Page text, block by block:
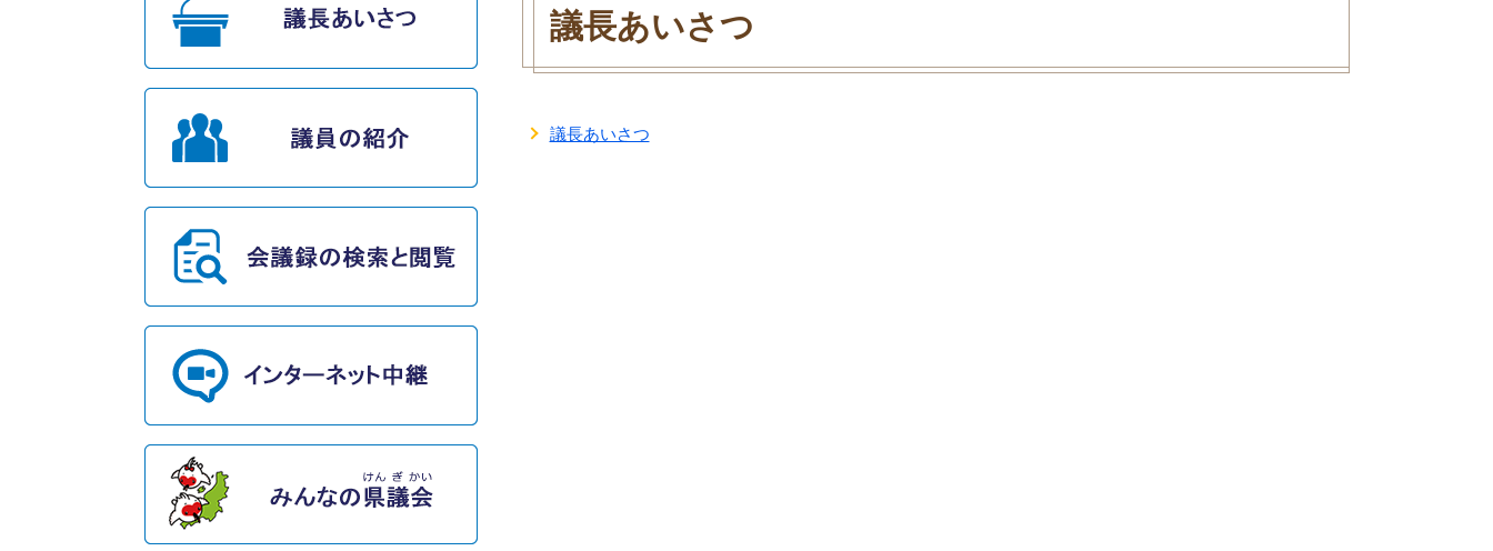
議長あいさつ
議長あいさつ